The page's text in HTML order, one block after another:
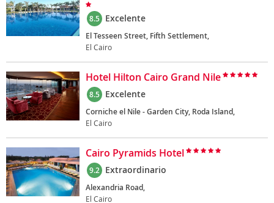
8.5 Excelente
El Tesseen Street, Fifth Settlement,
El Cairo
Hotel Hilton Cairo Grand Nile
8.5 Excelente
Corniche el Nile - Garden City, Roda Island,
El Cairo
Cairo Pyramids Hotel
9.2 Extraordinario
Alexandria Road,
El Cairo